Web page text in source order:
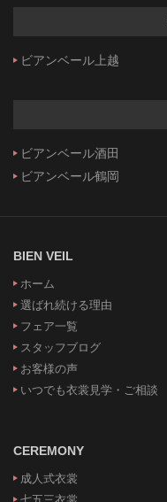
ビアンベール上越
ビアンベール酒田
ビアンベール鶴岡
BIEN VEIL
ホーム
選ばれ続ける理由
フェア一覧
スタッフブログ
お客様の声
いつでも衣裳見学・ご相談
CEREMONY
成人式衣裳